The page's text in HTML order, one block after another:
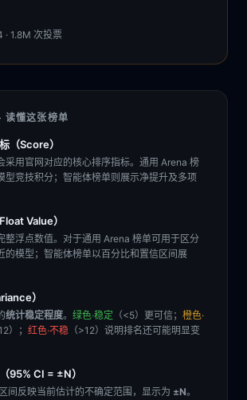
· 1.8M次投票
懂这张榜单
（Score）
采用官网对应的核心排序指标。通用 Arena 榜
型竞技积分；智能体榜单则展示净提升及多项
Value）
整浮点数值。对于通用 Arena 榜单可用于区分
的模型；智能体榜单以百分比和置信区间展
）
统计稳定程度。 绿色·稳定 （<5）更可信； 橙色·
）； 红色·不稳 （>12）说明排名还可能明显变
95% CI = ±N）
间反映当前估计的不确定范围，显示为 ±N。